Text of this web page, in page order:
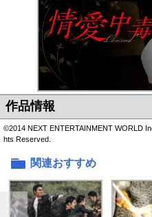
作品情報
©2014 NEXT ENTERTAINMENT WORLD
hts Reserved.
関連おすすめ